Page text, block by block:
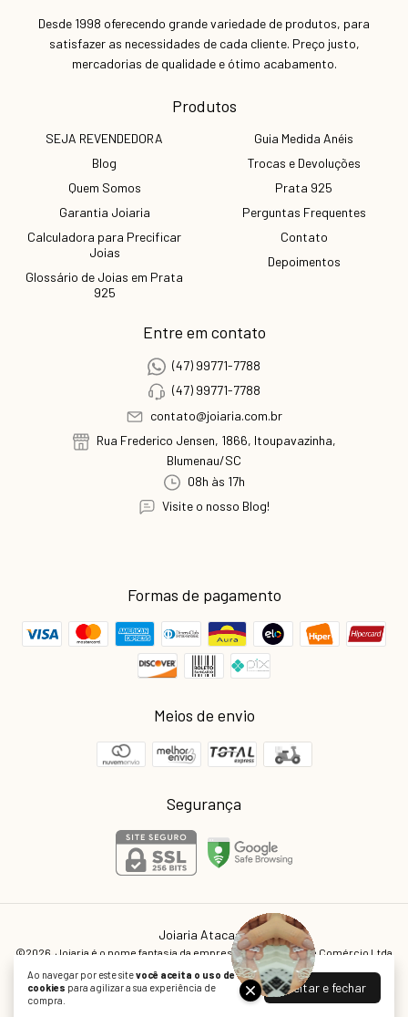
Ao navegar por este sitevocê aceita o uso de
cookies para agilizar a sua experiência de
compra.
Aceitar e fechar
Desde 1998 oferecendo grande variedade de produtos, para
satisfazer as necessidades de cada cliente. Preço justo,
mercadorias de qualidade e ótimo acabamento.
Produtos
SEJA REVENDEDORA
Blog
Quem Somos
Garantia Joiaria
Calculadora para Precificar
Joias
Glossário de Joias em Prata
925
Guia Medida Anéis
Trocas e Devoluções
Prata 925
Perguntas Frequentes
Contato
Depoimentos
Entre em contato
(47) 99771-7788
(47) 99771-7788
contato@joiaria.com.br
Rua Frederico Jensen, 1866, Itoupavazinha,
Blumenau/SC
08h às 17h
Visite o nosso Blog!
Formas de pagamento
Meios de envio
Segurança
Joiaria Atacado
©2026. Joiaria é o nome fantasia da empresa Real Indústria e Comércio Ltda
- 02773079000119. Todos os direitos reservados.